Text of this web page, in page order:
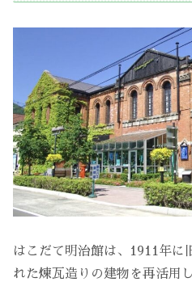
はこだて明治館は、1911年に
れた煉瓦造りの建物を再活用